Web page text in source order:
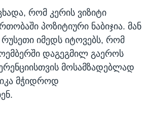
რომ კერის ვიზიტი
პოზიტიური ნაბიჯია. მან
რუსეთი იმედს იტოვებს, რომ
დაგეგმილ გაეროს
მოსამზადებლად
მჭიდროდ